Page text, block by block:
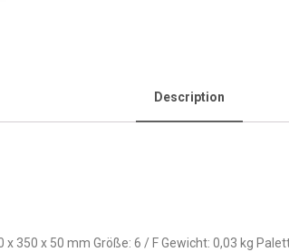
Description
350 x 50 mm Größe: 6 / F Gewicht: 0,03 kg